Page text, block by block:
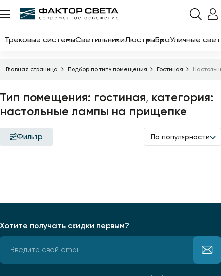
Трековые системыСветильникиЛюстрыБраУличные
Главная страница Подбор по типу помещения Гостиная
Тип помещения: гостиная, категория:
настольные лампы на прищепке
По популярности
Фильтр
Хотите получать скидки первым?
Назад
Каталог
Люстры
Бра
Уличные светильники
Электротовары
Профили для ленты
Лампочки